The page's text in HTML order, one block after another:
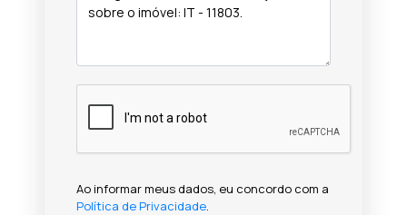
Ao informar meus dados, eu concordo com a
Política de Privacidade